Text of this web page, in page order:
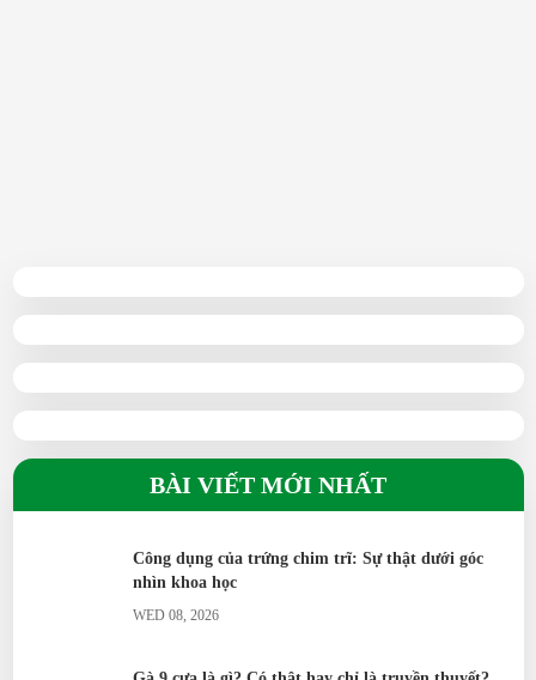
BÀI VIẾT MỚI NHẤT
Công dụng của trứng chim trĩ: Sự thật dưới góc
nhìn khoa học
WED 08, 2026